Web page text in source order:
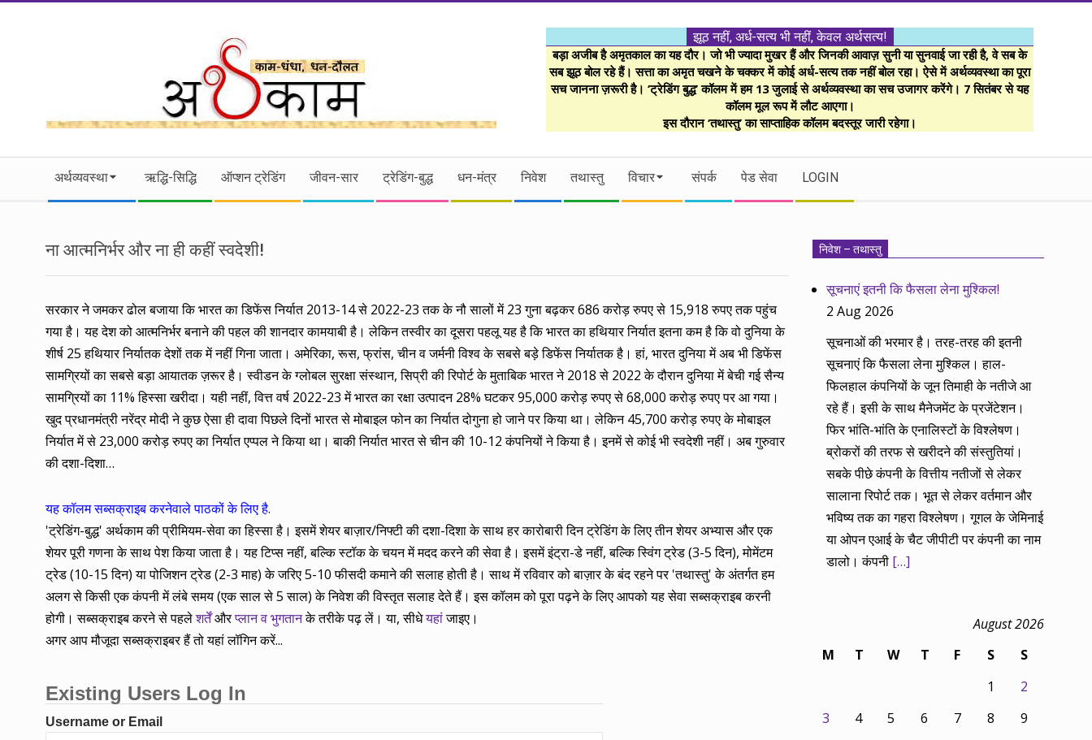
।।
अर्थकाम।।
BE
FINANCIALLY
CLEVER!
झूठ नहीं, अर्ध-सत्य भी नहीं, केवल अर्थसत्य!
बड़ा अजीब है अमृतकाल का यह दौर। जो भी ज्यादा मुखर हैं और जिनकी आवाज़ सुनी या सुनवाई जा रही है, वे सब के
सब झूठ बोल रहे हैं। सत्ता का अमृत चखने के चक्कर में कोई अर्ध-सत्य तक नहीं बोल रहा। ऐसे में अर्थव्यवस्था का पूरा
सच जानना ज़रूरी है। ‘ट्रेडिंग बुद्ध’ कॉलम में हम 13 जुलाई से अर्थव्यवस्था का सच उजागर करेंगे। 7 सितंबर से यह
कॉलम मूल रूप में लौट आएगा।
इस दौरान ‘तथास्तु’ का साप्ताहिक कॉलम बदस्तूर जारी रहेगा।
Secondary
अर्थव्यवस्था ऋद्धि-सिद्धि ऑप्शन ट्रेडिंग जीवन-सार ट्रेडिंग-बुद्ध धन-मंत्र निवेश तथास्तु विचार संपर्क पेड सेवा LOGIN
ना आत्मनिर्भर और ना ही कहीं स्वदेशी!
सरकार ने जमकर ढोल बजाया कि भारत का डिफेंस निर्यात 2013-14 से 2022-23 तक के नौ सालों में 23 गुना बढ़कर 686 करोड़ रुपए से 15,918 रुपए तक पहुंच
गया है। यह देश को आत्मनिर्भर बनाने की पहल की शानदार कामयाबी है। लेकिन तस्वीर का दूसरा पहलू यह है कि भारत का हथियार निर्यात इतना कम है कि वो दुनिया के
शीर्ष 25 हथियार निर्यातक देशों तक में नहीं गिना जाता। अमेरिका, रूस, फ्रांस, चीन व जर्मनी विश्व के सबसे बड़े डिफेंस निर्यातक है। हां, भारत दुनिया में अब भी डिफेंस
सामग्रियों का सबसे बड़ा आयातक ज़रूर है। स्वीडन के ग्लोबल सुरक्षा संस्थान, सिप्री की रिपोर्ट के मुताबिक भारत ने 2018 से 2022 के दौरान दुनिया में बेची गई सैन्य
सामग्रियों का 11% हिस्सा खरीदा। यही नहीं, वित्त वर्ष 2022-23 में भारत का रक्षा उत्पादन 28% घटकर 95,000 करोड़ रुपए से 68,000 करोड़ रुपए पर आ गया।
खुद प्रधानमंत्री नरेंद्र मोदी ने कुछ ऐसा ही दावा पिछले दिनों भारत से मोबाइल फोन का निर्यात दोगुना हो जाने पर किया था। लेकिन 45,700 करोड़ रुपए के मोबाइल
निर्यात में से 23,000 करोड़ रुपए का निर्यात एप्पल ने किया था। बाकी निर्यात भारत से चीन की 10-12 कंपनियों ने किया है। इनमें से कोई भी स्वदेशी नहीं। अब गुरुवार
की दशा-दिशा…
यह कॉलम सब्सक्राइब करनेवाले पाठकों के लिए है.
'ट्रेडिंग-बुद्ध' अर्थकाम की प्रीमियम-सेवा का हिस्सा है। इसमें शेयर बाज़ार/निफ्टी की दशा-दिशा के साथ हर कारोबारी दिन ट्रेडिंग के लिए तीन शेयर अभ्यास और एक
शेयर पूरी गणना के साथ पेश किया जाता है। यह टिप्स नहीं, बल्कि स्टॉक के चयन में मदद करने की सेवा है। इसमें इंट्रा-डे नहीं, बल्कि स्विंग ट्रेड (3-5 दिन), मोमेंटम
ट्रेड (10-15 दिन) या पोजिशन ट्रेड (2-3 माह) के जरिए 5-10 फीसदी कमाने की सलाह होती है। साथ में रविवार को बाज़ार के बंद रहने पर 'तथास्तु' के अंतर्गत हम
अलग से किसी एक कंपनी में लंबे समय (एक साल से 5 साल) के निवेश की विस्तृत सलाह देते हैं। इस कॉलम को पूरा पढ़ने के लिए आपको यह सेवा सब्सक्राइब करनी
होगी। सब्सक्राइब करने से पहलेशर्तेंऔरप्लान व भुगतानके तरीके पढ़ लें। या, सीधेयहांजाइए।
अगर आप मौजूदा सब्सक्राइबर हैं तो यहां लॉगिन करें...
Existing Users Log In
Username or Email
निवेश – तथास्तु
सूचनाएं इतनी कि फैसला लेना मुश्किल!
2 Aug 2026
सूचनाओं की भरमार है। तरह-तरह की इतनी
सूचनाएं कि फैसला लेना मुश्किल। हाल-
फिलहाल कंपनियों के जून तिमाही के नतीजे आ
रहे हैं। इसी के साथ मैनेजमेंट के प्रजेंटेशन।
फिर भांति-भांति के एनालिस्टों के विश्लेषण।
ब्रोकरों की तरफ से खरीदने की संस्तुतियां।
सबके पीछे कंपनी के वित्तीय नतीजों से लेकर
सालाना रिपोर्ट तक। भूत से लेकर वर्तमान और
भविष्य तक का गहरा विश्लेषण। गूगल के जेमिनाई
या ओपन एआई के चैट जीपीटी पर कंपनी का नाम
डालो। कंपनी […]
August 2026
M
T W T F S
S
1
2
3
4 5 6 7 8
9